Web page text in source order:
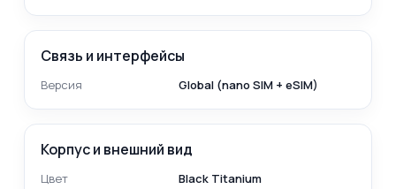
Связь и интерфейсы
Версия Global (nano SIM + eSIM)
Корпус и внешний вид
Цвет Black Titanium